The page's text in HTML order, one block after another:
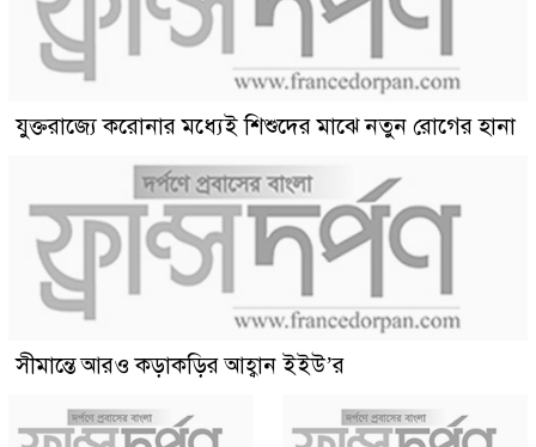
যুক্তরাজ্যে করোনার মধ্যেই শিশুদের মাঝে নতুন রোগের হানা
সীমান্তে আরও কড়াকড়ির আহ্বান ইইউ’র